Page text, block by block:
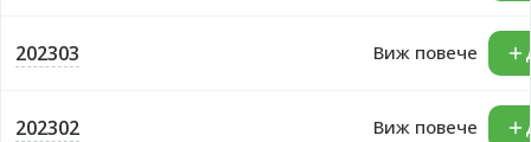
202303 Виж повече
202302 Виж повече